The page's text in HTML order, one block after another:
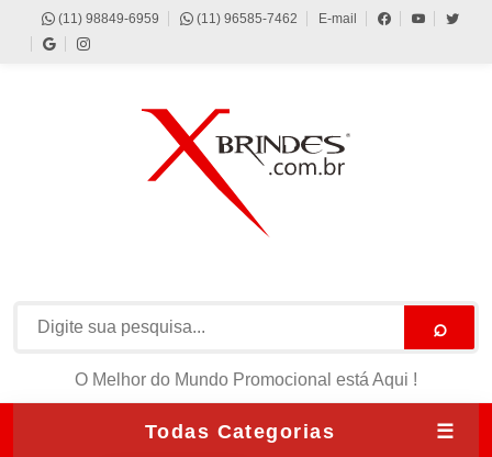
(11) 98849-6959 (11) 96585-7462 E-mail
⌕
O Melhor do Mundo Promocional está Aqui !
Todas Categorias ☰